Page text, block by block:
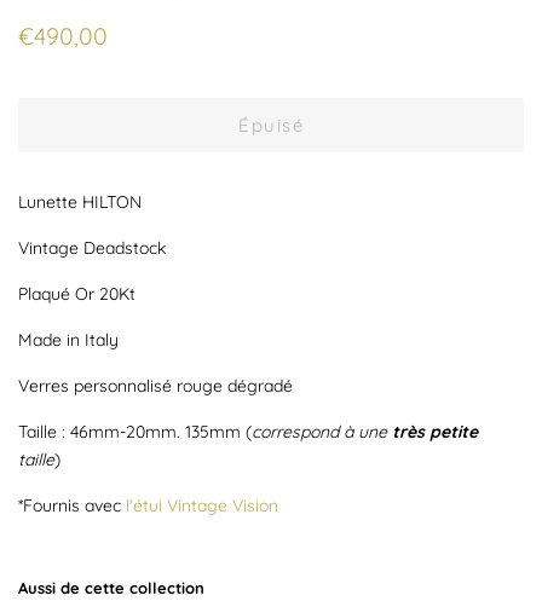
Prix
€490,00
Épuisé
Lunette HILTON
Vintage Deadstock
Plaqué Or 20Kt
Made in Italy
Verres personnalisé rouge dégradé
Taille : 46mm-20mm. 135mm (correspond à une très petite
taille)
*Fournis avec l'étui Vintage Vision
Aussi de cette collection